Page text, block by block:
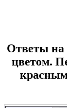
Ответы на
цветом.